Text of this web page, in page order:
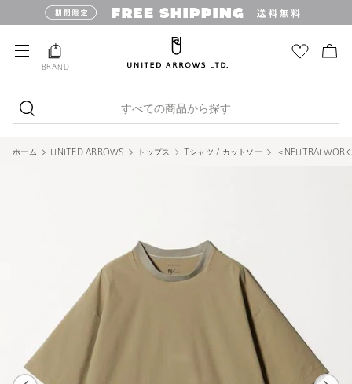
BRAND
すべての商品から探す
ホーム UNITED ARROWS トップス Tシャツ / カットソー ＜